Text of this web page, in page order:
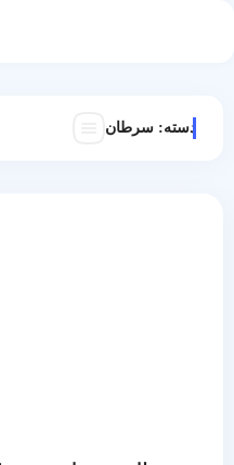
دسته: سرطان